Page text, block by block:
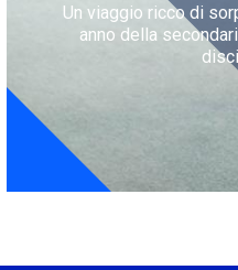
Un viaggio ricco di
anno della